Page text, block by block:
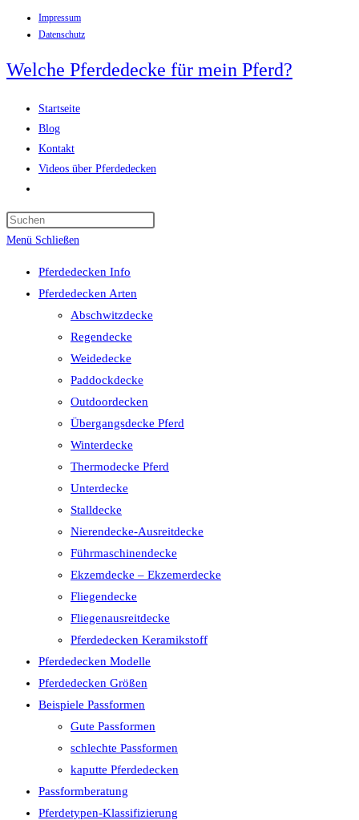
Inhalt
Impressum
Datenschutz
Welche Pferdedecke für mein Pferd?
Startseite
Blog
Kontakt
Videos über Pferdedecken
umschalten
Menü Schließen
Pferdedecken Info
Pferdedecken Arten
Abschwitzdecke
Regendecke
Weidedecke
Paddockdecke
Outdoordecken
Übergangsdecke Pferd
Winterdecke
Thermodecke Pferd
Unterdecke
Stalldecke
Nierendecke-Ausreitdecke
Führmaschinendecke
Ekzemdecke – Ekzemerdecke
Fliegendecke
Fliegenausreitdecke
Pferdedecken Keramikstoff
Pferdedecken Modelle
Pferdedecken Größen
Beispiele Passformen
Gute Passformen
schlechte Passformen
kaputte Pferdedecken
Passformberatung
Pferdetypen-Klassifizierung